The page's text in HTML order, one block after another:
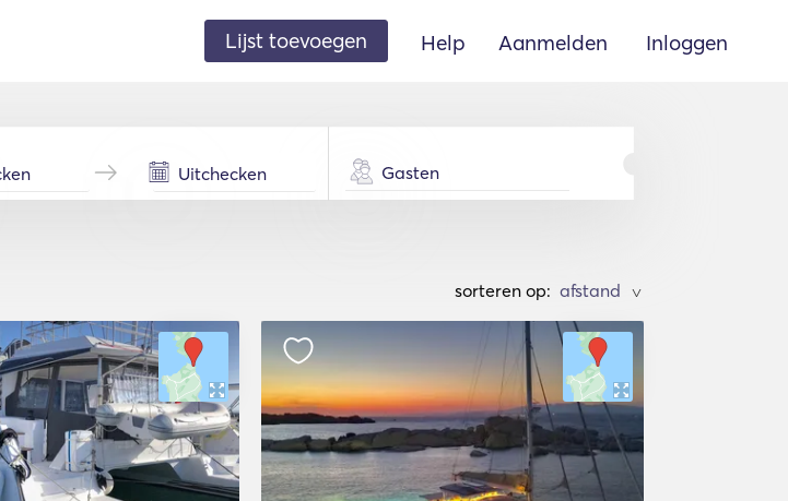
Lijst toevoegen Help Aanmelden Inloggen
Gasten
sorteren op: >